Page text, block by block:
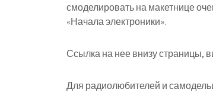
смоделировать на макетнице
«Начала электроники».
Ссылка на нее внизу страницы,
Для радиолюбителей и